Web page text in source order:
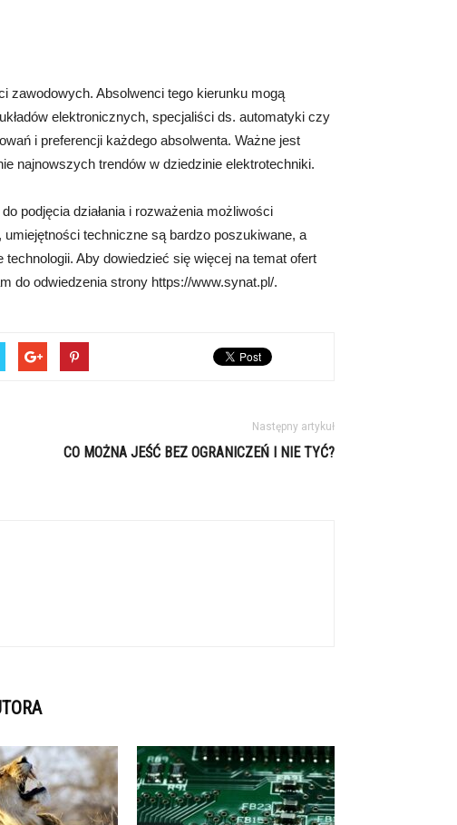
zawodowych. Absolwenci tego kierunku mogą
elektronicznych, specjaliści ds. automatyki czy
i preferencji każdego absolwenta. Ważne jest
najnowszych trendów w dziedzinie elektrotechniki.
podjęcia działania i rozważenia możliwości
techniczne są bardzo poszukiwane, a
Aby dowiedzieć się więcej na temat ofert
do odwiedzenia strony https://www.synat.pl/.
Następny artykuł
CO MOŻNA JEŚĆ BEZ OGRANICZEŃ I NIE TYĆ?